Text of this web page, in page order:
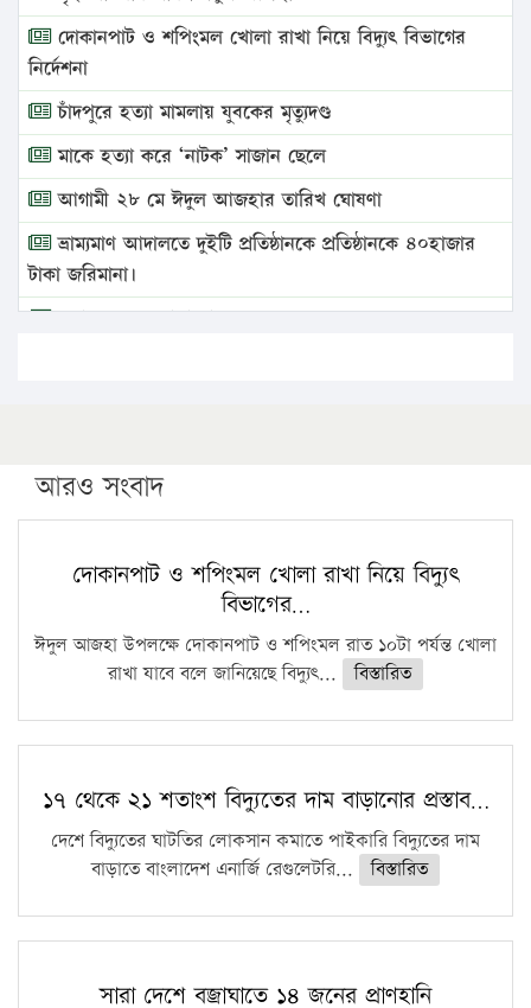
দোকানপাট ও শপিংমল খোলা রাখা নিয়ে বিদ্যুৎ বিভাগের
নির্দেশনা
চাঁদপুরে হত্যা মামলায় যুবকের মৃত্যুদণ্ড
মাকে হত্যা করে ‘নাটক’ সাজান ছেলে
আগামী ২৮ মে ঈদুল আজহার তারিখ ঘোষণা
ভ্রাম্যমাণ আদালতে দুইটি প্রতিষ্ঠানকে প্রতিষ্ঠানকে ৪০হাজার
টাকা জরিমানা।
এবার লঞ্চের ভাড়া বাড়ল
পিএইচডি করছেন কুয়েটের কৃতি…
সারা দেশে বজ্রাঘাতে ১৪ জনের প্রাণহানি
কঠোর হচ্ছে এসএসসি ও এইচএসসি পরীক্ষা
ফরিদগঞ্জে আগুনে পুড়লো ৬ ব্যবসা প্রতিষ্ঠান
আরও সংবাদ
দোকানপাট ও শপিংমল খোলা রাখা নিয়ে বিদ্যুৎ
বিভাগের…
ঈদুল আজহা উপলক্ষে দোকানপাট ও শপিংমল রাত ১০টা পর্যন্ত খোলা
রাখা যাবে বলে জানিয়েছে বিদ্যুৎ...
বিস্তারিত
১৭ থেকে ২১ শতাংশ বিদ্যুতের দাম বাড়ানোর প্রস্তাব…
দেশে বিদ্যুতের ঘাটতির লোকসান কমাতে পাইকারি বিদ্যুতের দাম
বাড়াতে বাংলাদেশ এনার্জি রেগুলেটরি...
বিস্তারিত
সারা দেশে বজ্রাঘাতে ১৪ জনের প্রাণহানি